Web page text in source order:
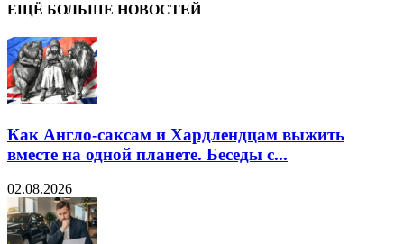
ЕЩЁ БОЛЬШЕ НОВОСТЕЙ
Как Англо-саксам и Хардлендцам выжить
вместе на одной планете. Беседы с...
02.08.2026